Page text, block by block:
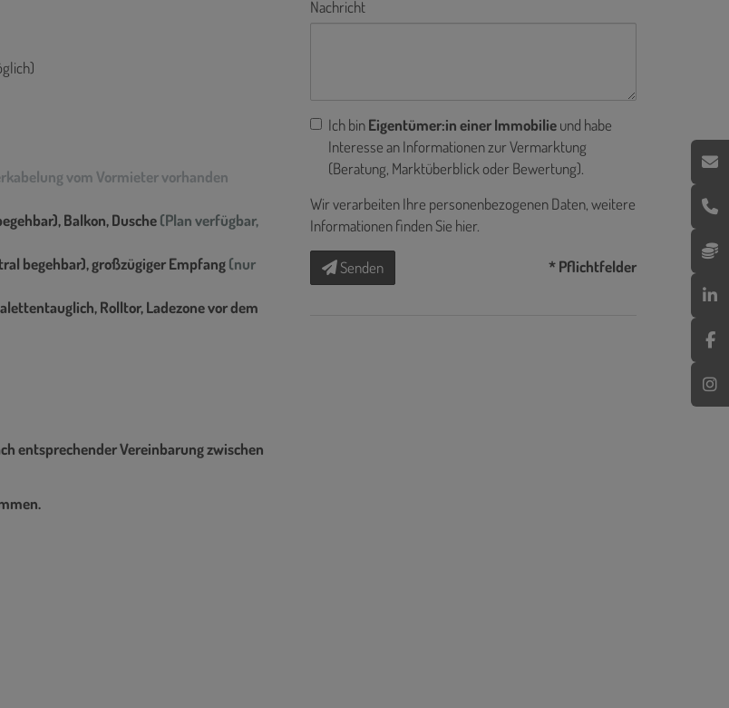
vom Vormieter vorhanden
Balkon, Dusche(Plan verfügbar,
begehbar), großzügiger Empfang(nur
Rolltor, Ladezone vor dem
entsprechender Vereinbarung zwischen
Nachricht
Ich binEigentümer:in einer Immobilieund habe
Interesse an Informationen zur Vermarktung
(Beratung, Marktüberblick oder Bewertung).
Wir verarbeiten Ihre personenbezogenen Daten, weitere
Informationen finden Sie hier.
Senden * Pflichtfelder